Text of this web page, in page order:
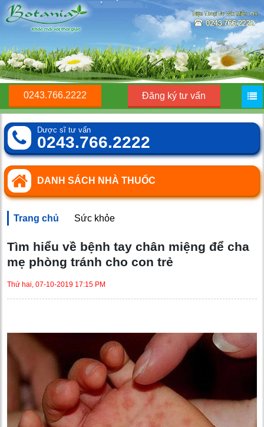
0243.766.2222 Đăng ký tư vấn
Dược sĩ tư vấn
0243.766.2222
DANH SÁCH NHÀ THUỐC
Trang chủ Sức khỏe
Tìm hiểu về bệnh tay chân miệng để cha
mẹ phòng tránh cho con trẻ
Thứ hai, 07-10-2019 17:15 PM